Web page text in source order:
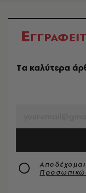
Ε
Tα καλύτερα